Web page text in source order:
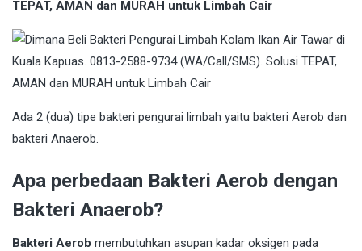
TEPAT, AMAN dan MURAH untuk Limbah Cair
Ada 2 (dua) tipe bakteri pengurai limbah yaitu bakteri Aerob dan
bakteri Anaerob.
Apa perbedaan Bakteri Aerob dengan
Bakteri Anaerob?
Bakteri Aerob membutuhkan asupan kadar oksigen pada